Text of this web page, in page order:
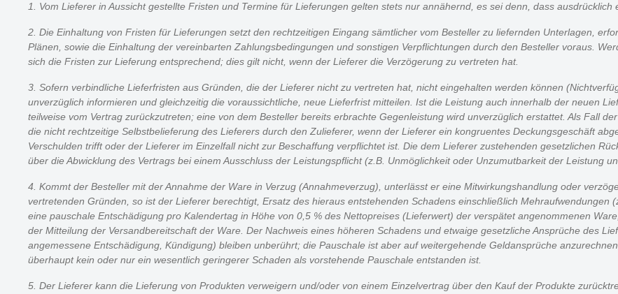
1. Vom Lieferer in Aussicht gestellte Fristen und Termine für Lieferungen gelten stets nur annähernd, es sei denn, dass
2. Die Einhaltung von Fristen für Lieferungen setzt den rechtzeitigen Eingang sämtlicher vom Besteller zu liefernden Unterlagen,
Plänen, sowie die Einhaltung der vereinbarten Zahlungsbedingungen und sonstigen Verpflichtungen durch den Besteller voraus.
sich die Fristen zur Lieferung entsprechend; dies gilt nicht, wenn der Lieferer die Verzögerung zu vertreten hat.
3. Sofern verbindliche Lieferfristen aus Gründen, die der Lieferer nicht zu vertreten hat, nicht eingehalten werden können
unverzüglich informieren und gleichzeitig die voraussichtliche, neue Lieferfrist mitteilen. Ist die Leistung auch innerhalb der neuen
teilweise vom Vertrag zurückzutreten; eine von dem Besteller bereits erbrachte Gegenleistung wird unverzüglich erstattet. Als Fall
die nicht rechtzeitige Selbstbelieferung des Lieferers durch den Zulieferer, wenn der Lieferer ein kongruentes Deckungsgeschäft
Verschulden trifft oder der Lieferer im Einzelfall nicht zur Beschaffung verpflichtet ist. Die dem Lieferer zustehenden gesetzlichen
über die Abwicklung des Vertrags bei einem Ausschluss der Leistungspflicht (z.B. Unmöglichkeit oder Unzumutbarkeit der Leistung
4. Kommt der Besteller mit der Annahme der Ware in Verzug (Annahmeverzug), unterlässt er eine Mitwirkungshandlung oder
vertretenden Gründen, so ist der Lieferer berechtigt, Ersatz des hieraus entstehenden Schadens einschließlich
eine pauschale Entschädigung pro Kalendertag in Höhe von 0,5 % des Nettopreises (Lieferwert) der verspätet angenommenen
der Mitteilung der Versandbereitschaft der Ware. Der Nachweis eines höheren Schadens und etwaige gesetzliche Ansprüche des
angemessene Entschädigung, Kündigung) bleiben unberührt; die Pauschale ist aber auf weitergehende Geldansprüche
überhaupt kein oder nur ein wesentlich geringerer Schaden als vorstehende Pauschale entstanden ist.
5. Der Lieferer kann die Lieferung von Produkten verweigern und/oder von einem Einzelvertrag über den Kauf der Produkte